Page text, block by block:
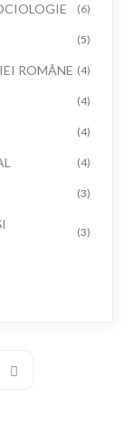
(6)
(5)
ROMÂNE (4)
(4)
(4)
(4)
(3)
(3)